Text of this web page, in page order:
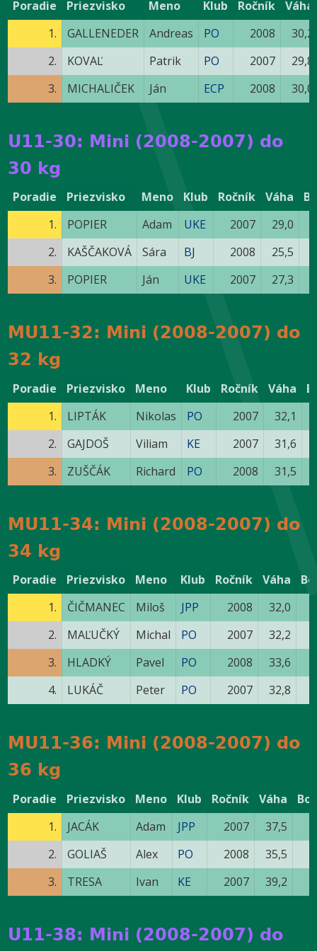
Poradie Priezvisko Meno Klub Ročník
Váha
1.
GALLENEDER Andreas PO 2008
30,2
2.
KOVAĽ Patrik PO 2007
29,8
3.
MICHALIČEK Ján ECP 2008 30,0
U11-30: Mini (2008-2007) do
30 kg
Poradie Priezvisko Meno Klub Ročník Váha
1.
POPIER Adam UKE 2007
29,0
2.
KAŠČAKOVÁ Sára BJ 2008
25,5
3.
POPIER Ján UKE 2007 27,3
MU11-32: Mini (2008-2007) do
32 kg
Poradie Priezvisko Meno Klub Ročník Váha
1.
LIPTÁK Nikolas PO 2007
32,1
2.
GAJDOŠ Viliam KE 2007
31,6
3.
ZUŠČÁK Richard PO 2008 31,5
MU11-34: Mini (2008-2007) do
34 kg
Poradie Priezvisko Meno Klub Ročník Váha
1.
ČIČMANEC Miloš JPP 2008
32,0
2.
MAĽUČKÝ Michal PO 2007
32,2
3.
HLADKÝ Pavel PO 2008
33,6
4.
LUKÁČ Peter PO 2007 32,8
MU11-36: Mini (2008-2007) do
36 kg
Poradie Priezvisko Meno Klub Ročník Váha
1.
JACÁK Adam JPP 2007
37,5
2.
GOLIAŠ Alex PO 2008
35,5
3.
TRESA Ivan KE 2007 39,2
U11-38: Mini (2008-2007) do